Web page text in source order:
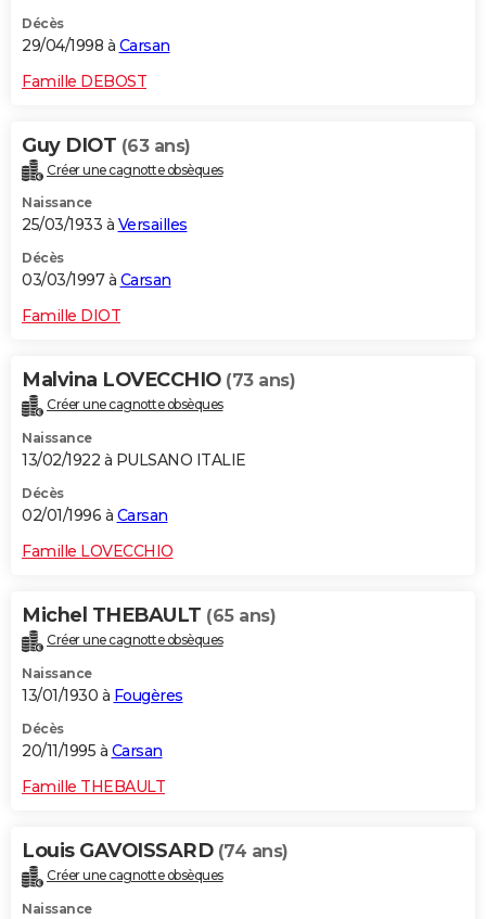
Décès
29/04/1998 à Carsan
Famille DEBOST
Guy DIOT (63 ans)
Créer une cagnotte obsèques
Naissance
25/03/1933 à Versailles
Décès
03/03/1997 à Carsan
Famille DIOT
Malvina LOVECCHIO (73 ans)
Créer une cagnotte obsèques
Naissance
13/02/1922 à PULSANO ITALIE
Décès
02/01/1996 à Carsan
Famille LOVECCHIO
Michel THEBAULT (65 ans)
Créer une cagnotte obsèques
Naissance
13/01/1930 à Fougères
Décès
20/11/1995 à Carsan
Famille THEBAULT
Louis GAVOISSARD (74 ans)
Créer une cagnotte obsèques
Naissance